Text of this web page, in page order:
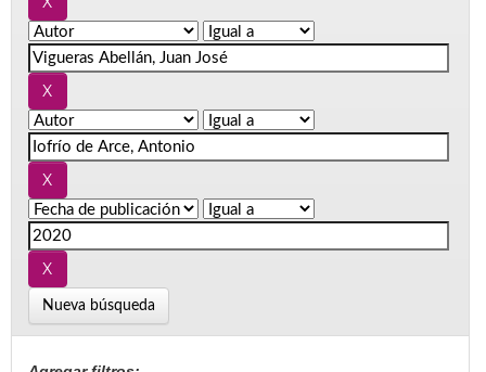
Nueva búsqueda